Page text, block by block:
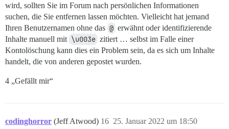
wird, sollten Sie im Forum nach persönlichen Informationen
suchen, die Sie entfernen lassen möchten. Vielleicht hat jemand
Ihren Benutzernamen ohne das @ erwähnt oder identifizierende
Inhalte manuell mit \u003e zitiert … selbst im Falle einer
Kontolöschung kann dies ein Problem sein, da es sich um Inhalte
handelt, die von anderen gepostet wurden.
4 „Gefällt mir“
codinghorror (Jeff Atwood) 25. Januar 2022 um 18:50
16